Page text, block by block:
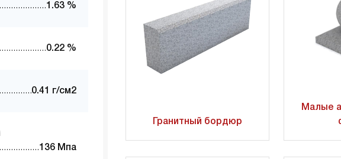
Гранитный бордюр
Малые
1.63 %
0.22 %
0.41 г/см2
136 Мпа